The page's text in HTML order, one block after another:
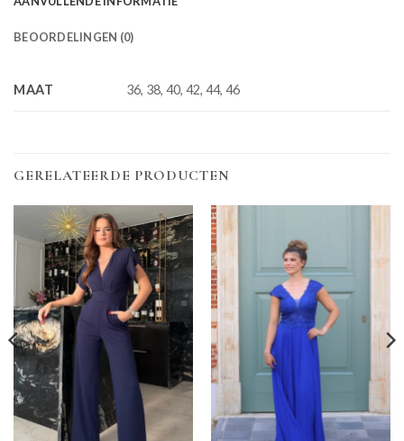
BEOORDELINGEN (0)
MAAT 36, 38, 40, 42, 44, 46
GERELATEERDE PRODUCTEN